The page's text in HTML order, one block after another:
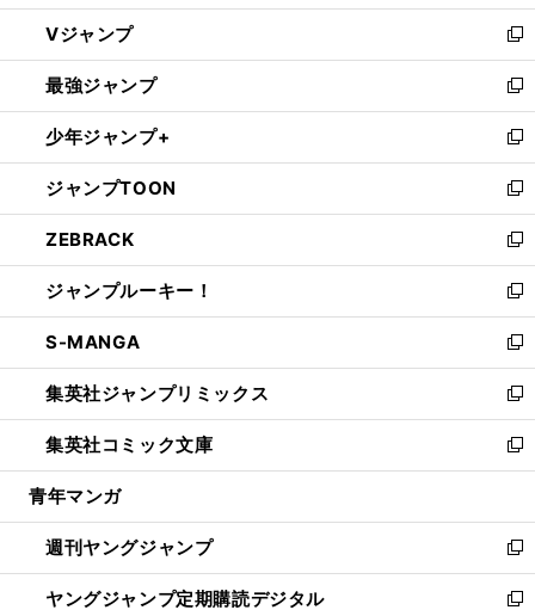
ウ
ィ
ン
ド
ウ
で
開
く
し
い
ウ
ィ
ン
ド
ウ
で
開
く
Vジャンプ
新
し
い
ウ
ィ
ン
ド
ウ
で
開
く
最強ジャンプ
新
し
い
ウ
ィ
ン
ド
ウ
で
開
く
少年ジャンプ+
新
し
い
ウ
ィ
ン
ド
ウ
で
開
く
ジャンプTOON
新
し
い
ウ
ィ
ン
ド
ウ
で
開
く
ZEBRACK
新
し
い
ウ
ィ
ン
ド
ウ
で
開
ジャンプルーキー！
新
し
い
ウ
ィ
ン
ド
ウ
開
く
S-MANGA
新
し
い
ウ
ィ
ン
ウ
で
開
く
集英社ジャンプリミックス
新
し
い
ウ
ン
ド
ウ
で
集英社コミック文庫
新
し
ウ
ィ
ン
ド
青年マンガ
週刊ヤングジャンプ
新
し
い
ヤングジャンプ定期購読デジタル
新